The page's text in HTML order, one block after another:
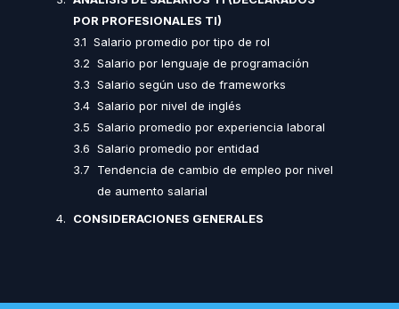
POR PROFESIONALES TI)
Salario promedio por tipo de rol
Salario por lenguaje de programación
Salario según uso de frameworks
Salario por nivel de inglés
Salario promedio por experiencia laboral
Salario promedio por entidad
Tendencia de cambio de empleo por nivel
de aumento salarial
CONSIDERACIONES GENERALES